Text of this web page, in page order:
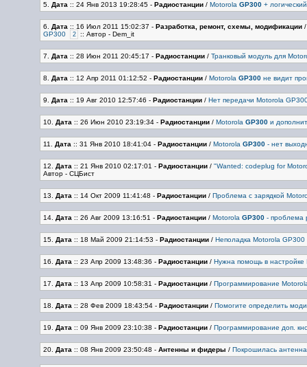
5. Дата :: 24 Янв 2013 19:28:45 - Радиостанции / Motorola GP300 +
6. Дата :: 16 Июл 2011 15:02:37 - Разработка, ремонт, схемы, модификации
GP300
2 :: Автор - Dem_it
7. Дата :: 28 Июн 2011 20:45:17 - Радиостанции / Транковый модуль для
8. Дата :: 12 Апр 2011 01:12:52 - Радиостанции / Motorola GP300 не видит
9. Дата :: 19 Авг 2010 12:57:46 - Радиостанции / Нет передачи Motorola
10. Дата :: 26 Июн 2010 23:19:34 - Радиостанции / Motorola GP300 и
11. Дата :: 31 Янв 2010 18:41:04 - Радиостанции / Motorola GP300 - нет
12. Дата :: 21 Янв 2010 02:17:01 - Радиостанции / "Wanted: codeplug for
Автор - СЦБист
13. Дата :: 14 Окт 2009 11:41:48 - Радиостанции / Проблема с зарядкой
14. Дата :: 26 Авг 2009 13:16:51 - Радиостанции / Motorola GP300 - проблема
15. Дата :: 18 Май 2009 21:14:53 - Радиостанции / Неполадка Motorola GP300
16. Дата :: 23 Апр 2009 13:48:36 - Радиостанции / Нужна помощь в настройке
17. Дата :: 13 Апр 2009 10:58:31 - Радиостанции / Программирование
18. Дата :: 28 Фев 2009 18:43:54 - Радиостанции / Помогите определить
19. Дата :: 09 Янв 2009 23:10:38 - Радиостанции / Программирование доп.
20. Дата :: 08 Янв 2009 23:50:48 - Антенны и фидеры / Покрошилась